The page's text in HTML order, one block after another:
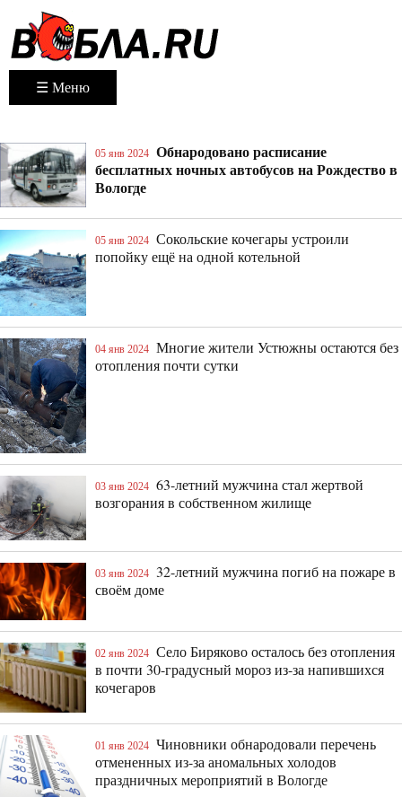
☰ Меню
05 янв 2024 Обнародовано расписание
бесплатных ночных автобусов на Рождество в
Вологде
05 янв 2024 Сокольские кочегары устроили
попойку ещё на одной котельной
04 янв 2024 Многие жители Устюжны остаются без
отопления почти сутки
03 янв 2024 63-летний мужчина стал жертвой
возгорания в собственном жилище
03 янв 2024
32-летний мужчина погиб на пожаре в
своём доме
02 янв 2024 Село Биряково осталось без отопления
в почти 30-градусный мороз из-за напившихся
кочегаров
01 янв 2024 Чиновники обнародовали перечень
отмененных из-за аномальных холодов
праздничных мероприятий в Вологде